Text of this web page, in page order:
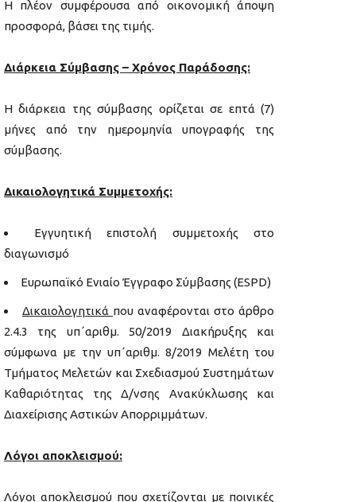
Η πλέον συμφέρουσα από οικονομική άποψη
προσφορά, βάσει της τιμής.
Διάρκεια Σύμβασης – Χρόνος Παράδοσης:
Η διάρκεια της σύμβασης ορίζεται σε επτά (7)
μήνες από την ημερομηνία υπογραφής της
σύμβασης.
Δικαιολογητικά Συμμετοχής:
Εγγυητική επιστολή συμμετοχής στο
διαγωνισμό
Ευρωπαϊκό Ενιαίο Έγγραφο Σύμβασης (ESPD)
Δικαιολογητικά που αναφέρονται στο άρθρο
2.4.3 της υπ΄αριθμ. 50/2019 Διακήρυξης και
σύμφωνα με την υπ΄αριθμ. 8/2019 Μελέτη του
Τμήματος Μελετών και Σχεδιασμού Συστημάτων
Καθαριότητας της Δ/νσης Ανακύκλωσης και
Διαχείρισης Αστικών Απορριμμάτων.
Λόγοι αποκλεισμού:
Λόγοι αποκλεισμού που σχετίζονται με ποινικές